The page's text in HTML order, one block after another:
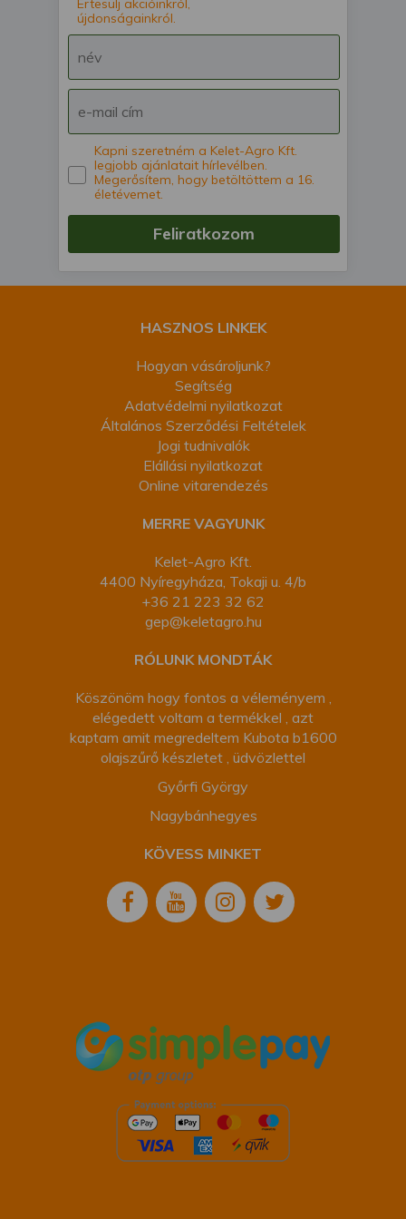
Értesülj akcióinkról,
újdonságainkról.
Kapni szeretném a Kelet-Agro Kft.
legjobb ajánlatait hírlevélben.
Megerősítem, hogy betöltöttem a 16.
életévemet.
Feliratkozom
HASZNOS LINKEK
Hogyan vásároljunk?
Segítség
Adatvédelmi nyilatkozat
Általános Szerződési Feltételek
Jogi tudnivalók
Elállási nyilatkozat
Online vitarendezés
MERRE VAGYUNK
Kelet-Agro Kft.
4400 Nyíregyháza, Tokaji u. 4/b
+36 21 223 32 62
gep@keletagro.hu
RÓLUNK MONDTÁK
Köszönöm hogy fontos a véleményem ,
elégedett voltam a termékkel , azt
kaptam amit megredeltem Kubota b1600
olajszűrő készletet , üdvözlettel
Győrfi György
Nagybánhegyes
KÖVESS MINKET